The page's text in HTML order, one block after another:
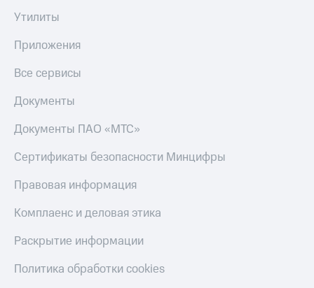
Утилиты
Приложения
Все сервисы
Документы
Документы ПАО «МТС»
Сертификаты безопасности Минцифры
Правовая информация
Комплаенс и деловая этика
Раскрытие информации
Политика обработки cookies